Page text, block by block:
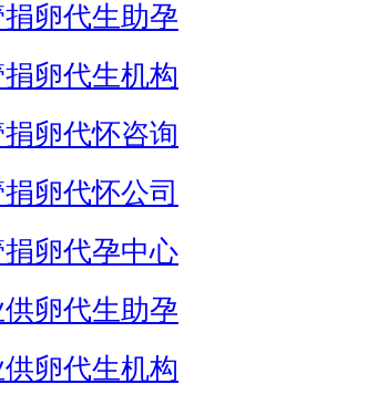
卵代生助孕
卵代生机构
卵代怀咨询
卵代怀公司
卵代孕中心
卵代生助孕
卵代生机构